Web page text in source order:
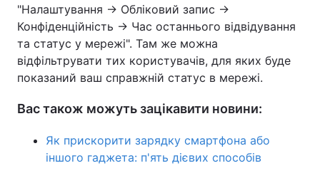
"Налаштування → Обліковий запис →
Конфіденційність → Час останнього відвідування
та статус у мережі". Там же можна
відфільтрувати тих користувачів, для яких буде
показаний ваш справжній статус в мережі.
Вас також можуть зацікавити новини:
Як прискорити зарядку смартфона або
іншого гаджета: п'ять дієвих способів